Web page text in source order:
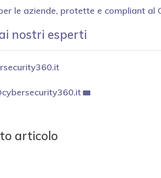
le aziende, protette e compliant al
nostri esperti
articolo